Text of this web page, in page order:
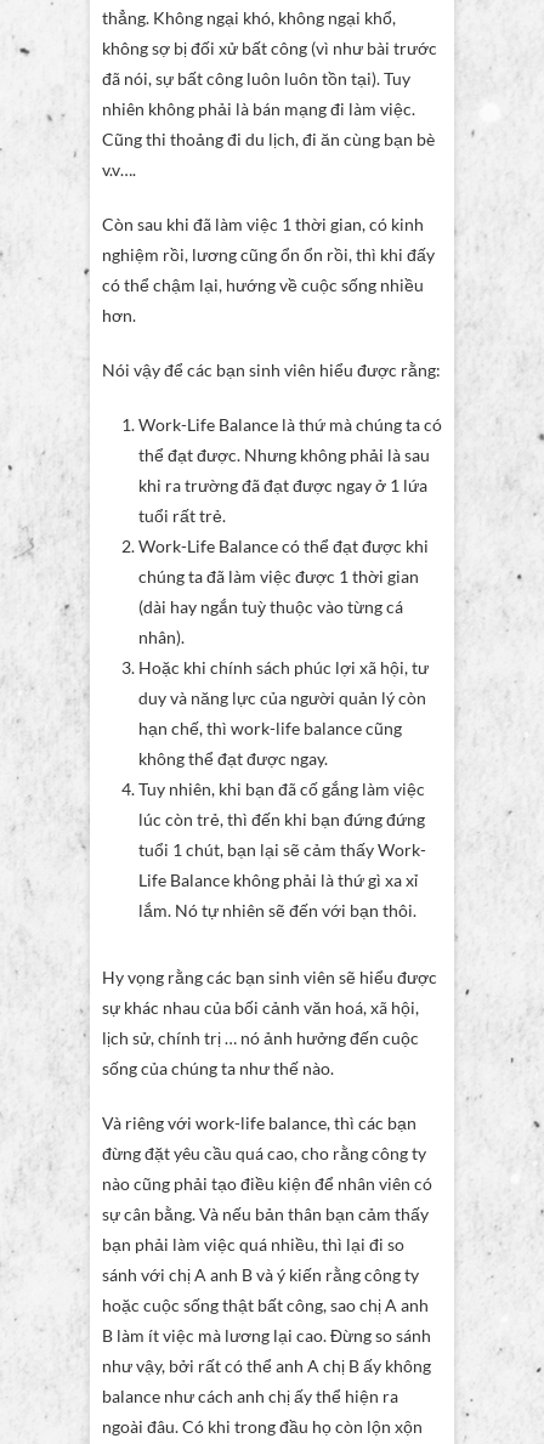
thẳng. Không ngại khó, không ngại khổ,
không sợ bị đối xử bất công (vì như bài trước
đã nói, sự bất công luôn luôn tồn tại). Tuy
nhiên không phải là bán mạng đi làm việc.
Cũng thi thoảng đi du lịch, đi ăn cùng bạn bè
v.v….
Còn sau khi đã làm việc 1 thời gian, có kinh
nghiệm rồi, lương cũng ổn ổn rồi, thì khi đấy
có thể chậm lại, hướng về cuộc sống nhiều
hơn.
Nói vậy để các bạn sinh viên hiểu được rằng:
Work-Life Balance là thứ mà chúng ta có
thể đạt được. Nhưng không phải là sau
khi ra trường đã đạt được ngay ở 1 lứa
tuổi rất trẻ.
Work-Life Balance có thể đạt được khi
chúng ta đã làm việc được 1 thời gian
(dài hay ngắn tuỳ thuộc vào từng cá
nhân).
Hoặc khi chính sách phúc lợi xã hội, tư
duy và năng lực của người quản lý còn
hạn chế, thì work-life balance cũng
không thể đạt được ngay.
Tuy nhiên, khi bạn đã cố gắng làm việc
lúc còn trẻ, thì đến khi bạn đứng đứng
tuổi 1 chút, bạn lại sẽ cảm thấy Work-
Life Balance không phải là thứ gì xa xỉ
lắm. Nó tự nhiên sẽ đến với bạn thôi.
Hy vọng rằng các bạn sinh viên sẽ hiểu được
sự khác nhau của bối cảnh văn hoá, xã hội,
lịch sử, chính trị … nó ảnh hưởng đến cuộc
sống của chúng ta như thế nào.
Và riêng với work-life balance, thì các bạn
đừng đặt yêu cầu quá cao, cho rằng công ty
nào cũng phải tạo điều kiện để nhân viên có
sự cân bằng. Và nếu bản thân bạn cảm thấy
bạn phải làm việc quá nhiều, thì lại đi so
sánh với chị A anh B và ý kiến rằng công ty
hoặc cuộc sống thật bất công, sao chị A anh
B làm ít việc mà lương lại cao. Đừng so sánh
như vậy, bởi rất có thể anh A chị B ấy không
balance như cách anh chị ấy thể hiện ra
ngoài đâu. Có khi trong đầu họ còn lộn xộn